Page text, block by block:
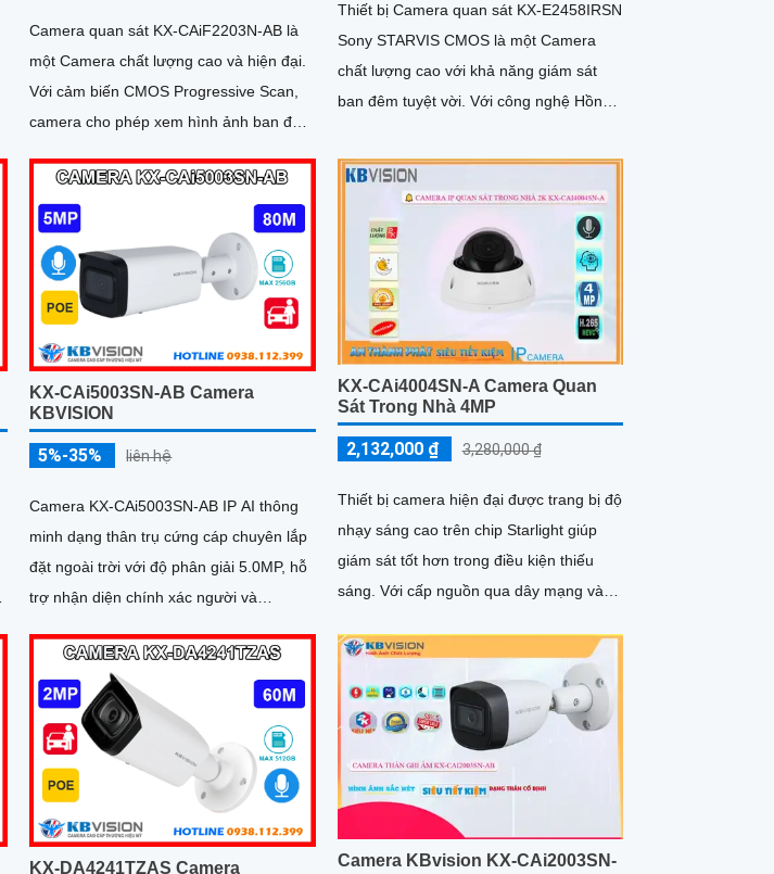
Camera quan sát KX-CAiF2203N-AB là
một Camera chất lượng cao và hiện đại.
Với cảm biến CMOS Progressive Scan,
camera cho phép xem hình ảnh ban đêm
trong khoảng cách lên đến 30m
Thiết bị Camera quan sát KX-E2458IRSN
Sony STARVIS CMOS là một Camera
chất lượng cao với khả năng giám sát
ban đêm tuyệt vời. Với công nghệ Hồng
khoảng cách lên đến 150m trong điều
kiện thiếu sáng
KX-CAi5003SN-AB Camera
KBVISION
5%-35% liên hệ
Camera KX-CAi5003SN-AB IP AI thông
minh dạng thân trụ cứng cáp chuyên lắp
đặt ngoài trời với độ phân giải 5.0MP, hỗ
trợ nhận diện chính xác người và
KX-CAi4004SN-A Camera Quan
Sát Trong Nhà 4MP
2,132,000 ₫ 3,280,000 ₫
Thiết bị camera hiện đại được trang bị độ
nhạy sáng cao trên chip Starlight giúp
giám sát tốt hơn trong điều kiện thiếu
sáng. Với cấp nguồn qua dây mạng và
thẻ nhớ, model KX-CAi4004SN-A mang
đến hiệu suất cao
KX-DA4241TZAS Camera
Camera KBvision KX-CAi2003SN-